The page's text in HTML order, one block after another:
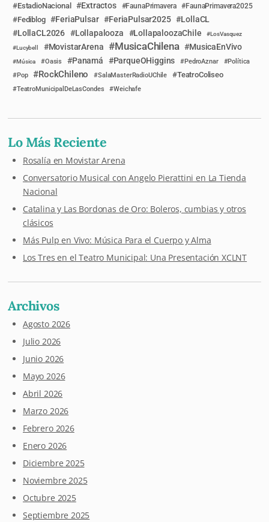
EstadioNacional Extractos FaunaPrimavera FaunaPrimavera2025
Fediblog FeriaPulsar FeriaPulsar2025
LollaCL
LollaCL2026
Lollapalooza LollapaloozaChile
LosVasquez
Lucybell
MovistarArena MusicaChilena MusicaEnVivo
Música Oasis Panamá ParqueOHiggins PedroAznar
Política
Pop
RockChileno SalaMasterRadioUChile TeatroColiseo
TeatroMunicipalDeLasCondes Weichafe
Lo Más Reciente
Rosalía en Movistar Arena
Conversatorio Musical con Angelo Pierattini en La Tienda
Nacional
Catalina y Las Bordonas de Oro: Boleros, cumbias y otros
clásicos
Más Pulp en Vivo: Música Para el Cuerpo y Alma
Los Tres en el Teatro Municipal: Una Presentación XCLNT
Archivos
Agosto 2026
Julio 2026
Junio 2026
Mayo 2026
Abril 2026
Marzo 2026
Febrero 2026
Enero 2026
Diciembre 2025
Noviembre 2025
Octubre 2025
Septiembre 2025